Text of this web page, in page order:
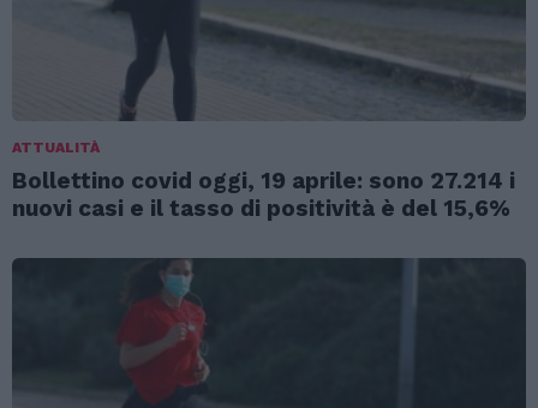
ATTUALITÀ
Bollettino covid oggi, 19 aprile: sono 27.214 i
nuovi casi e il tasso di positività è del 15,6%